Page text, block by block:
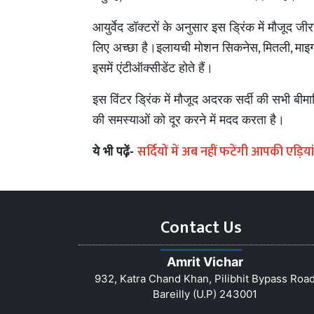
आयुर्वेद डॉक्टरों के अनुसार इस ड्रिंक में मौजूद
लिए अच्छा है।इलायची मोशन सिकनेस,मितली,
इसमें एंटीऑक्सीडेंट होते हैं।
इस विंटर ड्रिंक में मौजूद अदरक सर्दी की सभी
की समस्याओं को दूर करने में मदद करता है।
ये भी पढ़ें- सर्दियों में अब नहीं फटेंगी आपकी
Contact Us
Amrit Vichar
932, Katra Chand Khan, Pilibhit Bypass
Bareilly (U.P) 243001